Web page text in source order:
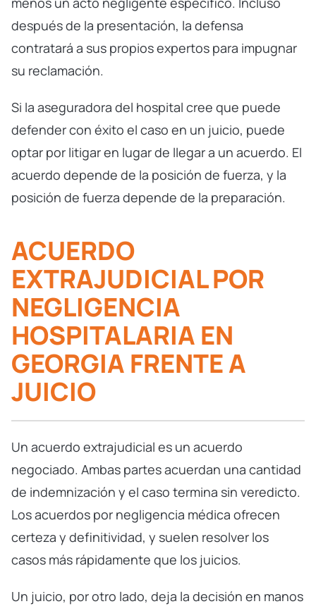
después de la presentación, la defensa
contratará a sus propios expertos para impugnar
su reclamación.
Si la aseguradora del hospital cree que puede
defender con éxito el caso en un juicio, puede
optar por litigar en lugar de llegar a un acuerdo. El
acuerdo depende de la posición de fuerza, y la
posición de fuerza depende de la preparación.
ACUERDO
EXTRAJUDICIAL POR
NEGLIGENCIA
HOSPITALARIA EN
GEORGIA FRENTE A
JUICIO
Un acuerdo extrajudicial es un acuerdo
negociado. Ambas partes acuerdan una cantidad
de indemnización y el caso termina sin veredicto.
Los acuerdos por negligencia médica ofrecen
certeza y definitividad, y suelen resolver los
casos más rápidamente que los juicios.
Un juicio, por otro lado, deja la decisión en manos